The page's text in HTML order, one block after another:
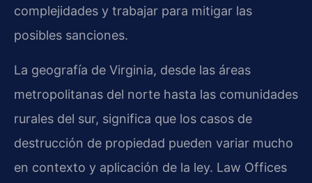
complejidades y trabajar para mitigar las
posibles sanciones.
La geografía de Virginia, desde las áreas
metropolitanas del norte hasta las comunidades
rurales del sur, significa que los casos de
destrucción de propiedad pueden variar mucho
en contexto y aplicación de la ley. Law Offices